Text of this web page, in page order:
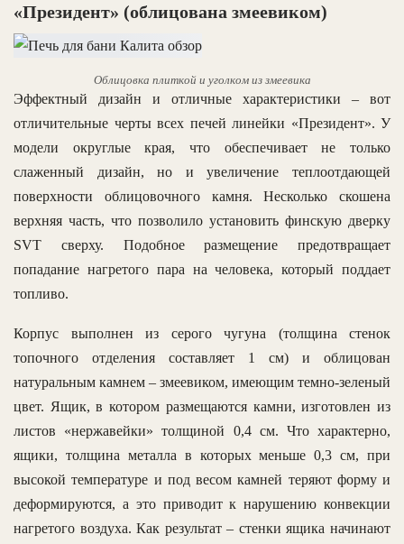
«Президент» (облицована змеевиком)
Облицовка плиткой и уголком из змеевика
Эффектный дизайн и отличные характеристики – вот
отличительные черты всех печей линейки «Президент». У
модели округлые края, что обеспечивает не только
слаженный дизайн, но и увеличение теплоотдающей
поверхности облицовочного камня. Несколько скошена
верхняя часть, что позволило установить финскую дверку
SVT сверху. Подобное размещение предотвращает
попадание нагретого пара на человека, который поддает
топливо.
Корпус выполнен из серого чугуна (толщина стенок
топочного отделения составляет 1 см) и облицован
натуральным камнем – змеевиком, имеющим темно-зеленый
цвет. Ящик, в котором размещаются камни, изготовлен из
листов «нержавейки» толщиной 0,4 см. Что характерно,
ящики, толщина металла в которых меньше 0,3 см, при
высокой температуре и под весом камней теряют форму и
деформируются, а это приводит к нарушению конвекции
нагретого воздуха. Как результат – стенки ящика начинают